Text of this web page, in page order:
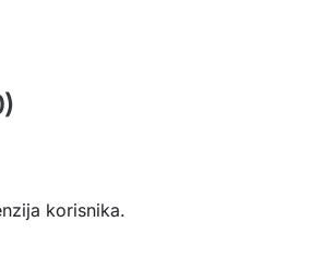
korisnika.